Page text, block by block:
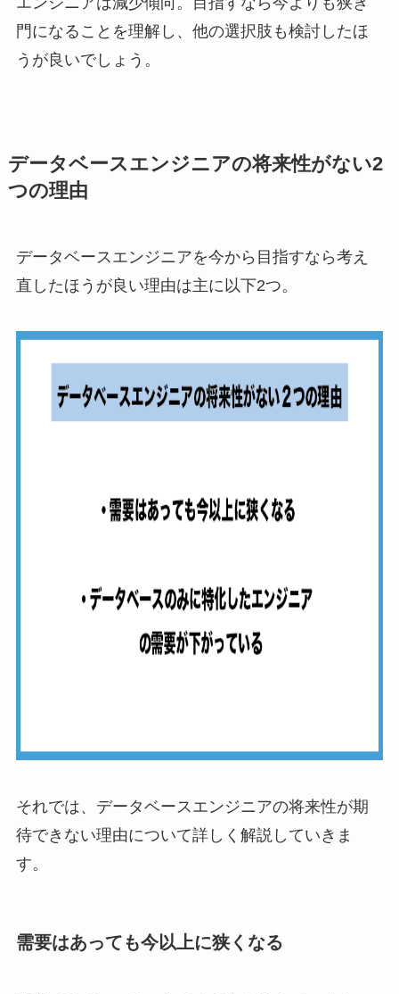
門になることを理解し、他の選択肢も検討したほ
うが良いでしょう。
データベースエンジニアの将来性がない2
つの理由
データベースエンジニアを今から目指すなら考え
直したほうが良い理由は主に以下2つ。
それでは、データベースエンジニアの将来性が期
待できない理由について詳しく解説していきま
す。
需要はあっても今以上に狭くなる